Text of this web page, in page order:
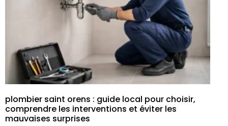
plombier saint orens : guide local pour choisir,
comprendre les interventions et éviter les
mauvaises surprises